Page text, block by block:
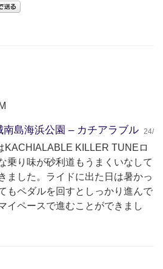
南島海浜公園 – カチアラブル 24/
KILLER TUNEロ
乗り味が砂利道もうまくいなして
ました。ライドに出た日は暑かっ
もペダルを回すとしっかり進んで
イペースで進むことができまし